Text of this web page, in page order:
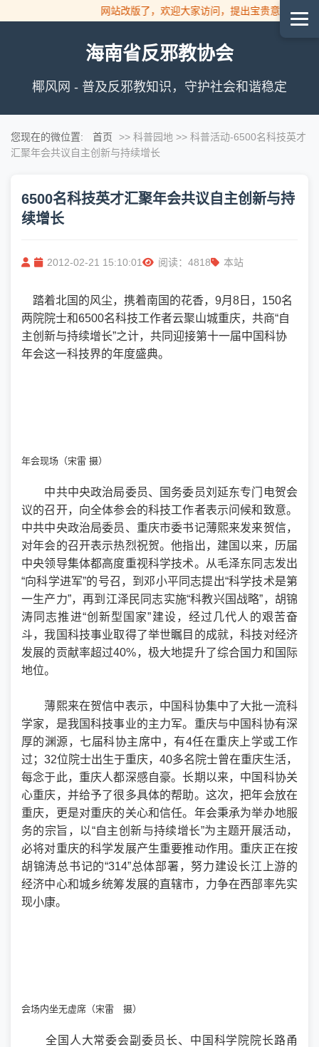
网站改版了，欢迎大家访问，提出宝贵意见！
海南省反邪教协会
椰风网 - 普及反邪教知识，守护社会和谐稳定
您现在的微位置: 首页 >> 科普园地 >> 科普活动-6500名科技英才
汇聚年会共议自主创新与持续增长
6500名科技英才汇聚年会共议自主创新与持
续增长
2012-02-21 15:10:01 阅读：4818 本站
踏着北国的风尘，携着南国的花香，9月8日，150名
两院院士和6500名科技工作者云聚山城重庆，共商“自
主创新与持续增长”之计，共同迎接第十一届中国科协
年会这一科技界的年度盛典。
年会现场（宋雷 摄）
中共中央政治局委员、国务委员刘延东专门电贺会
议的召开，向全体参会的科技工作者表示问候和致意。
中共中央政治局委员、重庆市委书记薄熙来发来贺信，
对年会的召开表示热烈祝贺。他指出，建国以来，历届
中央领导集体都高度重视科学技术。从毛泽东同志发出
“向科学进军”的号召，到邓小平同志提出“科学技术是第
一生产力”，再到江泽民同志实施“科教兴国战略”，胡锦
涛同志推进“创新型国家”建设，经过几代人的艰苦奋
斗，我国科技事业取得了举世瞩目的成就，科技对经济
发展的贡献率超过40%，极大地提升了综合国力和国际
地位。
薄熙来在贺信中表示，中国科协集中了大批一流科
学家，是我国科技事业的主力军。重庆与中国科协有深
厚的渊源，七届科协主席中，有4任在重庆上学或工作
过；32位院士出生于重庆，40多名院士曾在重庆生活，
每念于此，重庆人都深感自豪。长期以来，中国科协关
心重庆，并给予了很多具体的帮助。这次，把年会放在
重庆，更是对重庆的关心和信任。年会秉承为举办地服
务的宗旨，以“自主创新与持续增长”为主题开展活动，
必将对重庆的科学发展产生重要推动作用。重庆正在按
胡锦涛总书记的“314”总体部署，努力建设长江上游的
经济中心和城乡统筹发展的直辖市，力争在西部率先实
现小康。
会场内坐无虚席（宋雷 摄）
全国人大常委会副委员长、中国科学院院长路甬